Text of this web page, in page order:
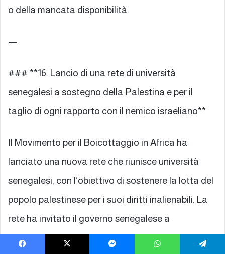
o della mancata disponibilità.
—
### **16. Lancio di una rete di università
senegalesi a sostegno della Palestina e per il
taglio di ogni rapporto con il nemico israeliano**
Il Movimento per il Boicottaggio in Africa ha
lanciato una nuova rete che riunisce università
senegalesi, con l’obiettivo di sostenere la lotta del
popolo palestinese per i suoi diritti inalienabili. La
rete ha invitato il governo senegalese a
interrompere tutte le relazioni con il nemico